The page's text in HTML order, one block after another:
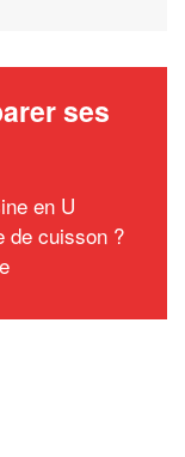
ses
en U
de cuisson ?